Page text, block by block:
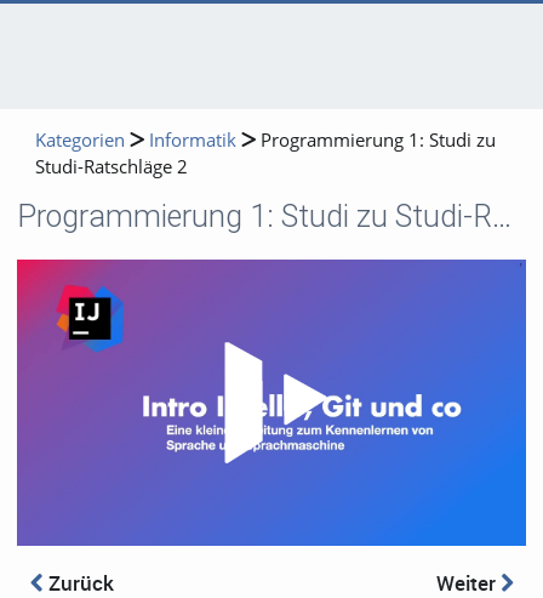
Kategorien Informatik
Programmierung 1: Studi zu
Studi-Ratschläge 2
Programmierung 1: Studi zu Studi-Ratschläge 2
Zurück Weiter